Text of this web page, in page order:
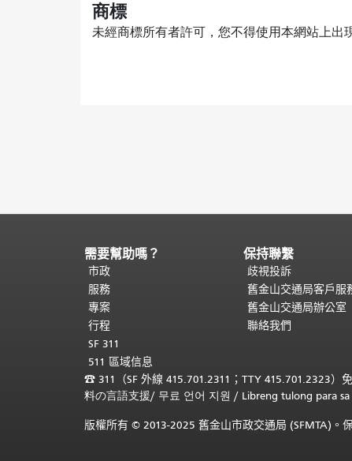
商標
未經商標所有者許可，您不得使用本網站上出
頁
面
內
容
結
束。本
餘
內
容
需要幫助嗎？
市政
服務
專案
行程
SF 311
511 區域信息
保持聯繫
歧視投訴
舊金山交通局客戶服
舊金山交通局辦公室
聯絡我們
☎ 311（SF 外線 415.701.2311；TTY 415.701.2323）
料の言語支援/ 무료 언어 지원 / Libreng tulong para
版權所有 © 2013-2025 舊金山市政交通局 (SFMTA)。